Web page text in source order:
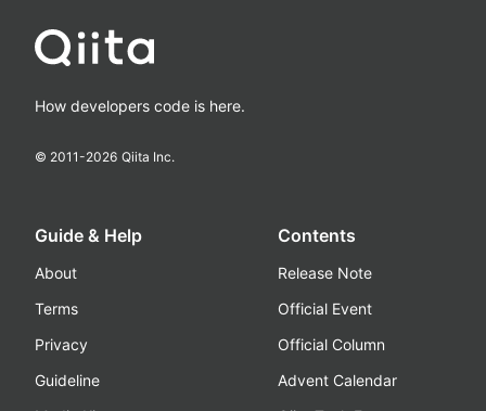
How developers code is here.
© 2011-2026 Qiita Inc.
Guide & Help
About
Terms
Privacy
Guideline
Contents
Release Note
Official Event
Official Column
Advent Calendar